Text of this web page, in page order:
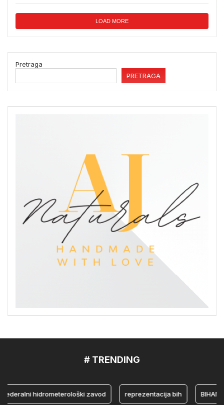
LOAD MORE
Pretraga
PRETRAGA
# TRENDING
hidrometerološki zavod reprezentacija bih BIHAMK